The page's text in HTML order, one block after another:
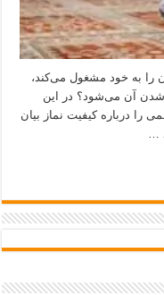
را به خود مشغول می‌کند،
شدن آن می‌شود؟ در این
را درباره کیفیت نماز بیان
…